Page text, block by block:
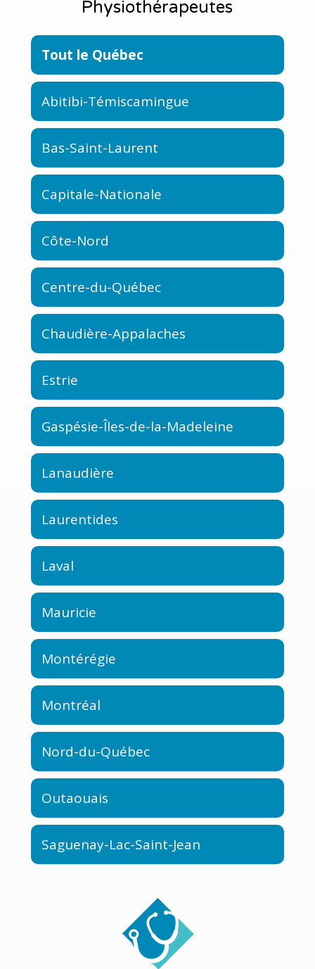
Physiothérapeutes
Tout le Québec
Abitibi-Témiscamingue
Bas-Saint-Laurent
Capitale-Nationale
Côte-Nord
Centre-du-Québec
Chaudière-Appalaches
Estrie
Gaspésie-Îles-de-la-Madeleine
Lanaudière
Laurentides
Laval
Mauricie
Montérégie
Montréal
Nord-du-Québec
Outaouais
Saguenay-Lac-Saint-Jean